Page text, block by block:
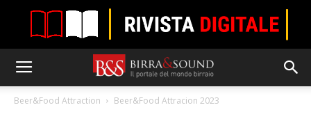
Beer&Food Attraction Beer&Food Attracion 2023